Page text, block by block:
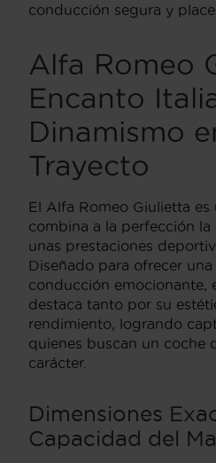
conducción segura y
Alfa Romeo
Encanto
Dinamismo
Trayecto
El Alfa Romeo Giulietta
combina a la perfección la
unas prestaciones
Diseñado para ofrecer
conducción emocionante,
destaca tanto por su
rendimiento, logrando
quienes buscan un coche
carácter.
Dimensiones
Capacidad del